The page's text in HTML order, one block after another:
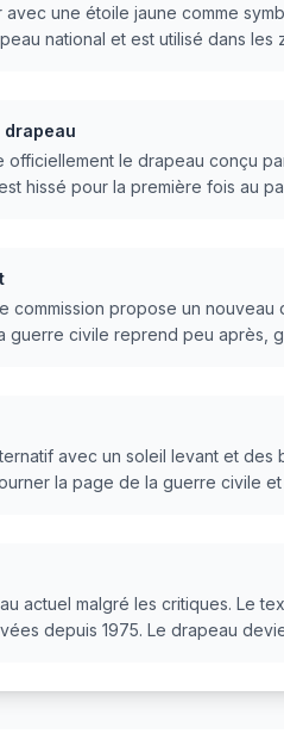
une étoile jaune comme
national et est utilisé dans les
le drapeau conçu
hissé pour la première fois au
propose un
guerre civile reprend peu après,
avec un soleil levant et
la page de la guerre civile
actuel malgré les critiques. Le
depuis 1975. Le drapeau